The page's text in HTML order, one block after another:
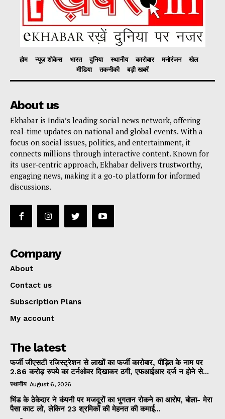
होम न्यूज़ शोकेस भारत दुनिया स्थानीय कारोबार मनोरंजन
खेल
मीडिया
तकनीकी बड़ी खबरें
About us
Ekhabar is India’s leading social news network, offering
real-time updates on national and global events. With a
focus on social issues, politics, and entertainment, it
connects millions through interactive content. Known for
its user-centric approach, Ekhabar delivers trustworthy,
engaging news, making it a go-to platform for informed
discussions.
Company
About
Contact us
Subscription Plans
My account
The latest
फर्जी जीएसटी रजिस्ट्रेशन से लाखों का फर्जी कारोबार, पीड़ित के नाम पर
2.86 करोड़ रुपये का टर्नओवर दिखाकर ठगी, एफआईआर दर्ज न होने से...
स्थानीय August 6, 2026
भिंड के ठेकेदार ने कंपनी पर मजदूरों का भुगतान रोकने का आरोप, बोला- मेरा
पैसा काट लो, लेकिन 23 श्रमिकों की मेहनत की कमाई...